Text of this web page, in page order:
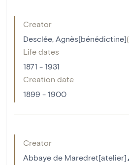
Creator
Desclée, Agnès[bénédictine](
Life dates
1871 - 1931
Creation date
1899 - 1900
Creator
Abbaye de Maredret[atelier]